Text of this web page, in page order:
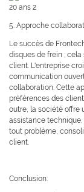
5. Approche
Le succès de
disques de frein ;
client. L'entreprise
communication
collaboration. Cette
préférences des
outre, la société offre
assistance
tout problème,
client.
Conclusion: